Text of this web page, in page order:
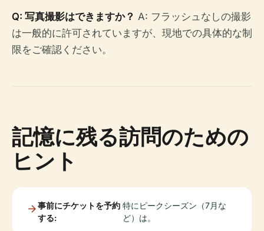
Q: 写真撮影はできますか？ A: フラッシュなしの撮影
は一般的に許可されていますが、現地での具体的な制
限をご確認ください。
記憶に残る訪問のための
ヒント
事前にチケットを予約
する:
特にピークシーズン（7月な
ど）は。